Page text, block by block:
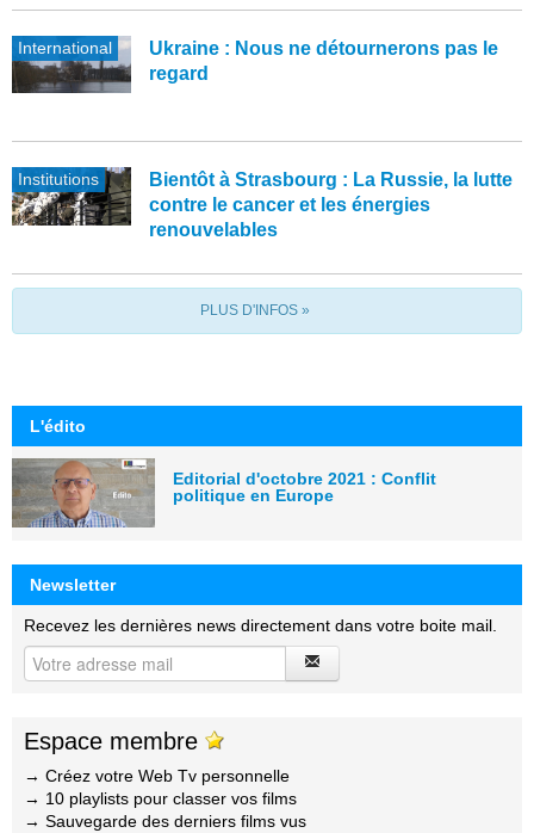
International
Ukraine : Nous ne détournerons pas le
regard
Institutions
Bientôt à Strasbourg : La Russie, la lutte
contre le cancer et les énergies
renouvelables
PLUS D'INFOS »
L'édito
Editorial d'octobre 2021 : Conflit
politique en Europe
Newsletter
Recevez les dernières news directement dans votre boite mail.
Espace membre
→ Créez votre Web Tv personnelle
→ 10 playlists pour classer vos films
→ Sauvegarde des derniers films vus